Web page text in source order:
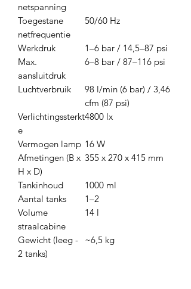
netspanning
Toegestane
netfrequentie
50/60 Hz
Werkdruk
1–6 bar / 14,5–87 psi
Max.
aansluitdruk
6–8 bar / 87–116 psi
Luchtverbruik
98 l/min (6 bar) / 3,46
cfm (87 psi)
Verlichtingssterkt
e
4800 lx
Vermogen lamp 16 W
Afmetingen (B x
H x D)
355 x 270 x 415 mm
Tankinhoud
1000 ml
Aantal tanks
1–2
Volume
straalcabine
14 l
Gewicht (leeg -
2 tanks)
~6,5 kg